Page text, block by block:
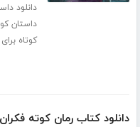
دانلود
داستان
کوتاه
دانلود کتاب رمان کوته